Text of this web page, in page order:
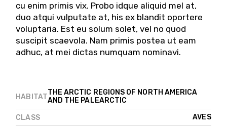
cu enim primis vix. Probo idque aliquid mel at,
duo atqui vulputate at, his ex blandit oportere
voluptaria. Est eu solum solet, vel no quod
suscipit scaevola. Nam primis postea ut eam
adhuc, at mei dictas numquam nominavi.
HABITATTHE ARCTIC REGIONS OF NORTH AMERICA
AND THE PALEARCTIC
CLASS
AVES